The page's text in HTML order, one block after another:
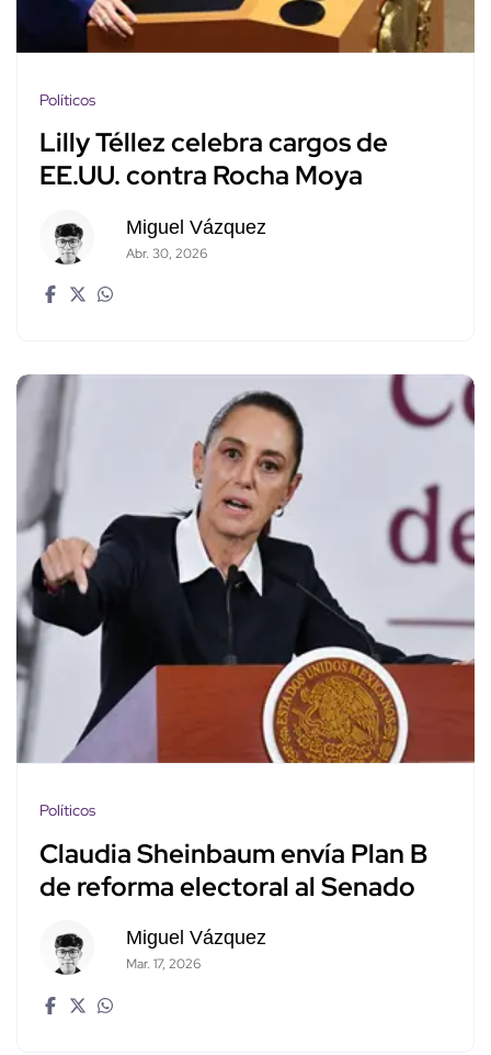
Políticos
Lilly Téllez celebra cargos de
EE.UU. contra Rocha Moya
Miguel Vázquez
Abr. 30, 2026
Políticos
Claudia Sheinbaum envía Plan B
de reforma electoral al Senado
Miguel Vázquez
Mar. 17, 2026